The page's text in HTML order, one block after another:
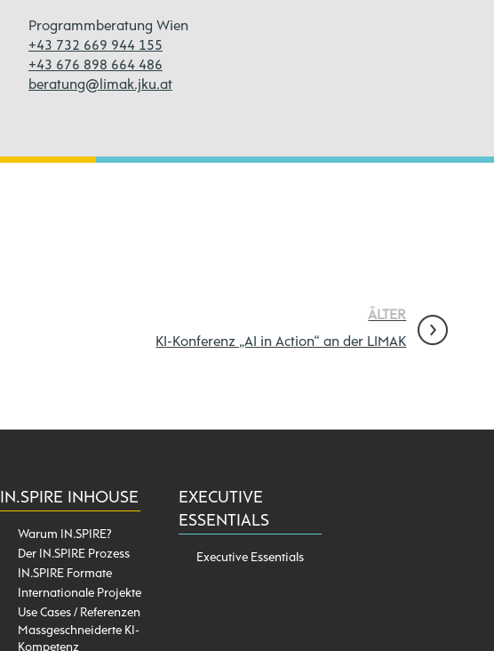
Programmberatung Wien
+43 732 669 944 155
+43 676 898 664 486
beratung@limak.jku.at
ÄLTER
KI-Konferenz „AI in Action“ an der LIMAK
IN.SPIRE INHOUSE
Warum IN.SPIRE?
Der IN.SPIRE Prozess
IN.SPIRE Formate
Internationale Projekte
Use Cases / Referenzen
Massgeschneiderte KI-
Kompetenz
EXECUTIVE
ESSENTIALS
Executive Essentials